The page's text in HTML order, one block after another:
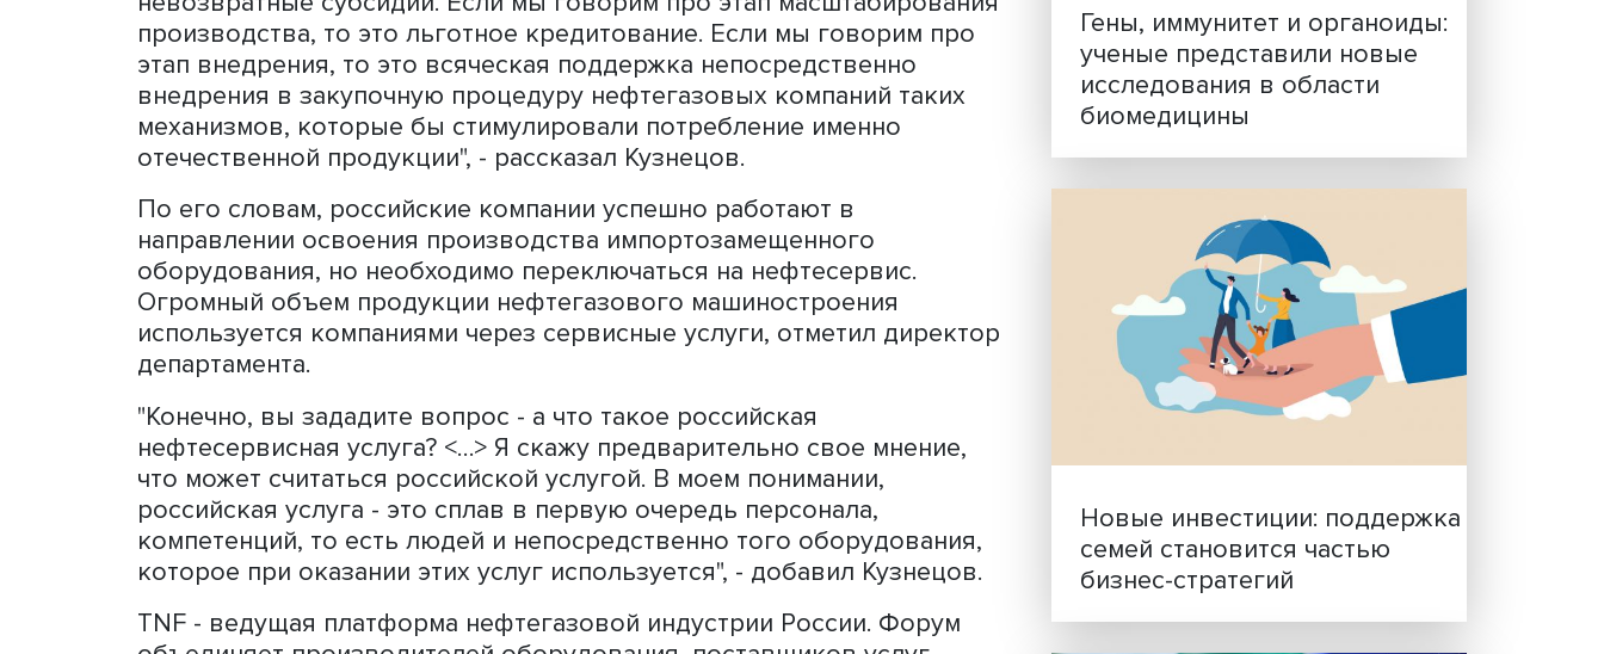
"В настоящий момент, говоря о поддержке производителей
оборудования, можно сказать, что в министерстве промышленности и
торговли уже разработан весь комплекс мер, который позволяет
поддерживать проекты на всех стадиях его реализации. Если мы
говорим про этап НИОКР, то здесь мы обычно используем
невозвратные субсидии. Если мы говорим про этап масштабирования
производства, то это льготное кредитование. Если мы говорим про
этап внедрения, то это всяческая поддержка непосредственно
внедрения в закупочную процедуру нефтегазовых компаний таких
механизмов, которые бы стимулировали потребление именно
По его словам, российские компании успешно работают в
направлении освоения производства импортозамещенного
оборудования, но необходимо переключаться на нефтесервис.
Огромный объем продукции нефтегазового машиностроения
используется компаниями через сервисные услуги, отметил директор
департамента.
Гены, иммунитет и
ученые представили
исследования в области
биомедицины